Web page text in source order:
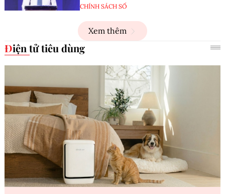
CHÍNH SÁCH SỐ
Xem thêm
Điện tử tiêu dùng